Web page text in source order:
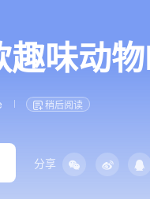
趣味动
稍后阅读
分享